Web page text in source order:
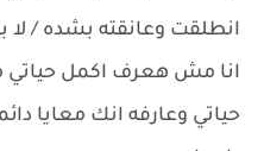
انطلقت وعانقته بشده / لا
انا مش هعرف اكمل
حياتي وعارفه انك معايا